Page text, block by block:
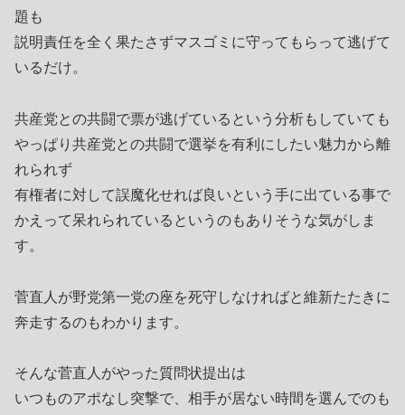
題も
説明責任を全く果たさずマスゴミに守ってもらって逃げて
いるだけ。
共産党との共闘で票が逃げているという分析もしていても
やっぱり共産党との共闘で選挙を有利にしたい魅力から離
れられず
有権者に対して誤魔化せれば良いという手に出ている事で
かえって呆れられているというのもありそうな気がしま
す。
菅直人が野党第一党の座を死守しなければと維新たたきに
奔走するのもわかります。
そんな菅直人がやった質問状提出は
いつものアポなし突撃で、相手が居ない時間を選んでのも